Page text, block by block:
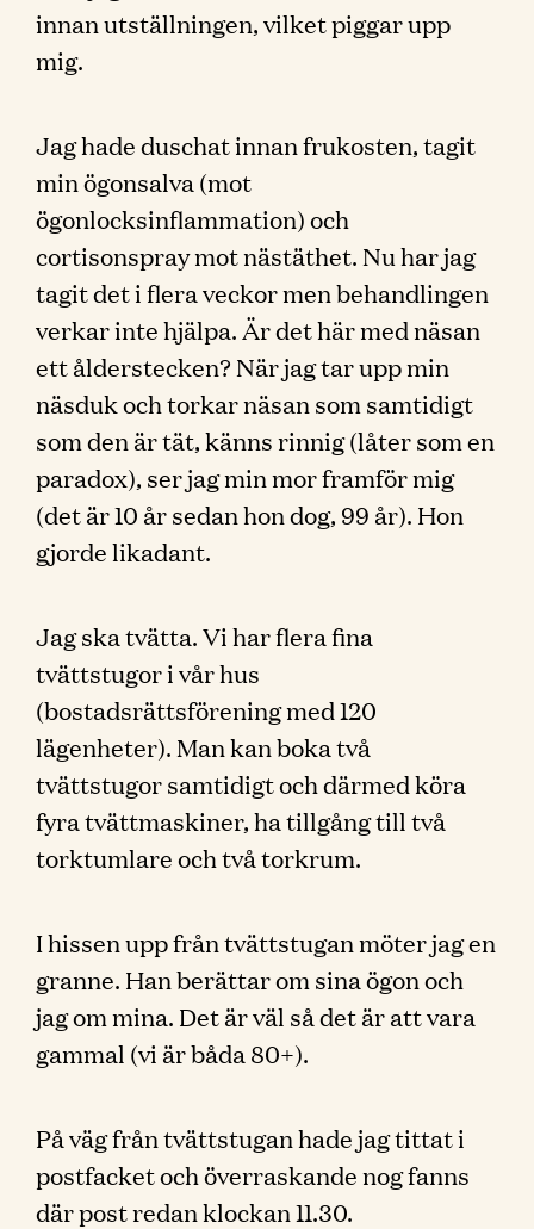
innan utställningen, vilket piggar upp
mig.
Jag hade duschat innan frukosten, tagit
min ögonsalva (mot
ögonlocksinflammation) och
cortisonspray mot nästäthet. Nu har jag
tagit det i flera veckor men behandlingen
verkar inte hjälpa. Är det här med näsan
ett ålderstecken? När jag tar upp min
näsduk och torkar näsan som samtidigt
som den är tät, känns rinnig (låter som en
paradox), ser jag min mor framför mig
(det är 10 år sedan hon dog, 99 år). Hon
gjorde likadant.
Jag ska tvätta. Vi har flera fina
tvättstugor i vår hus
(bostadsrättsförening med 120
lägenheter). Man kan boka två
tvättstugor samtidigt och därmed köra
fyra tvättmaskiner, ha tillgång till två
torktumlare och två torkrum.
I hissen upp från tvättstugan möter jag en
granne. Han berättar om sina ögon och
jag om mina. Det är väl så det är att vara
gammal (vi är båda 80+).
På väg från tvättstugan hade jag tittat i
postfacket och överraskande nog fanns
där post redan klockan 11.30.